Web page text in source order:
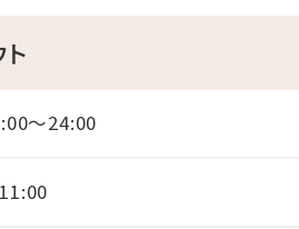
～24:00